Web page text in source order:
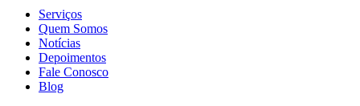
Serviços
Quem Somos
Notícias
Depoimentos
Fale Conosco
Blog